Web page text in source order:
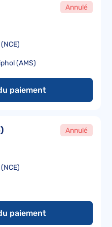
Annulé
(AMS)
paiement
) Annulé
paiement